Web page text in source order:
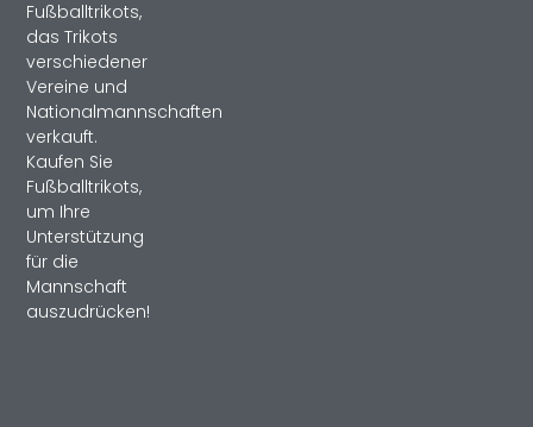
Fußballtrikots,
das Trikots
verschiedener
Vereine und
Nationalmannschaften
verkauft.
Kaufen Sie
Fußballtrikots,
um Ihre
Unterstützung
für die
Mannschaft
auszudrücken!